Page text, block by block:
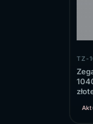
TZ-